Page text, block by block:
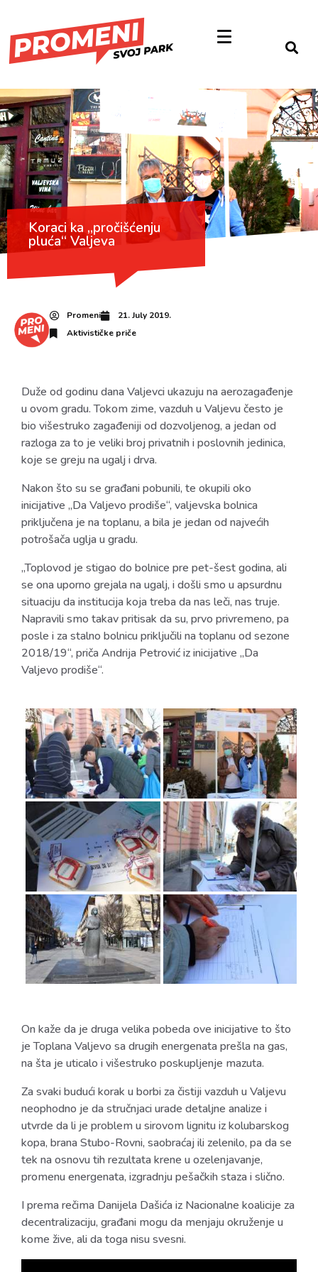
Koraci ka „pročišćenju
pluća“ Valjeva
Promeni
21. July 2019.
Aktivističke priče
Duže od godinu dana Valjevci ukazuju na aerozagađenje
u ovom gradu. Tokom zime, vazduh u Valjevu često je
bio višestruko zagađeniji od dozvoljenog, a jedan od
razloga za to je veliki broj privatnih i poslovnih jedinica,
koje se greju na ugalj i drva.
Nakon što su se građani pobunili, te okupili oko
inicijative „Da Valjevo prodiše“, valjevska bolnica
priključena je na toplanu, a bila je jedan od najvećih
potrošača uglja u gradu.
„Toplovod je stigao do bolnice pre pet-šest godina, ali
se ona uporno grejala na ugalj, i došli smo u apsurdnu
situaciju da institucija koja treba da nas leči, nas truje.
Napravili smo takav pritisak da su, prvo privremeno, pa
posle i za stalno bolnicu priključili na toplanu od sezone
2018/19“, priča Andrija Petrović iz inicijative „Da
Valjevo prodiše“.
On kaže da je druga velika pobeda ove inicijative to što
je Toplana Valjevo sa drugih energenata prešla na gas,
na šta je uticalo i višestruko poskupljenje mazuta.
Za svaki budući korak u borbi za čistiji vazduh u Valjevu
neophodno je da stručnjaci urade detaljne analize i
utvrde da li je problem u sirovom lignitu iz kolubarskog
kopa, brana Stubo-Rovni, saobraćaj ili zelenilo, pa da se
tek na osnovu tih rezultata krene u ozelenjavanje,
promenu energenata, izgradnju pešačkih staza i slično.
I prema rečima Danijela Dašića iz Nacionalne koalicije za
decentralizaciju, građani mogu da menjaju okruženje u
kome žive, ali da toga nisu svesni.